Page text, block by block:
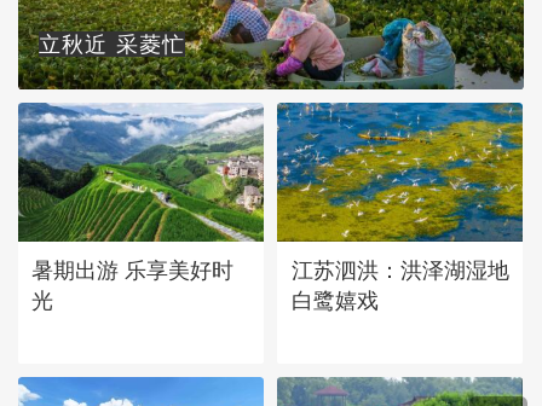
立秋近 采菱忙
暑期出游 乐享美好时
光
江苏泗洪：洪泽湖湿地
白鹭嬉戏